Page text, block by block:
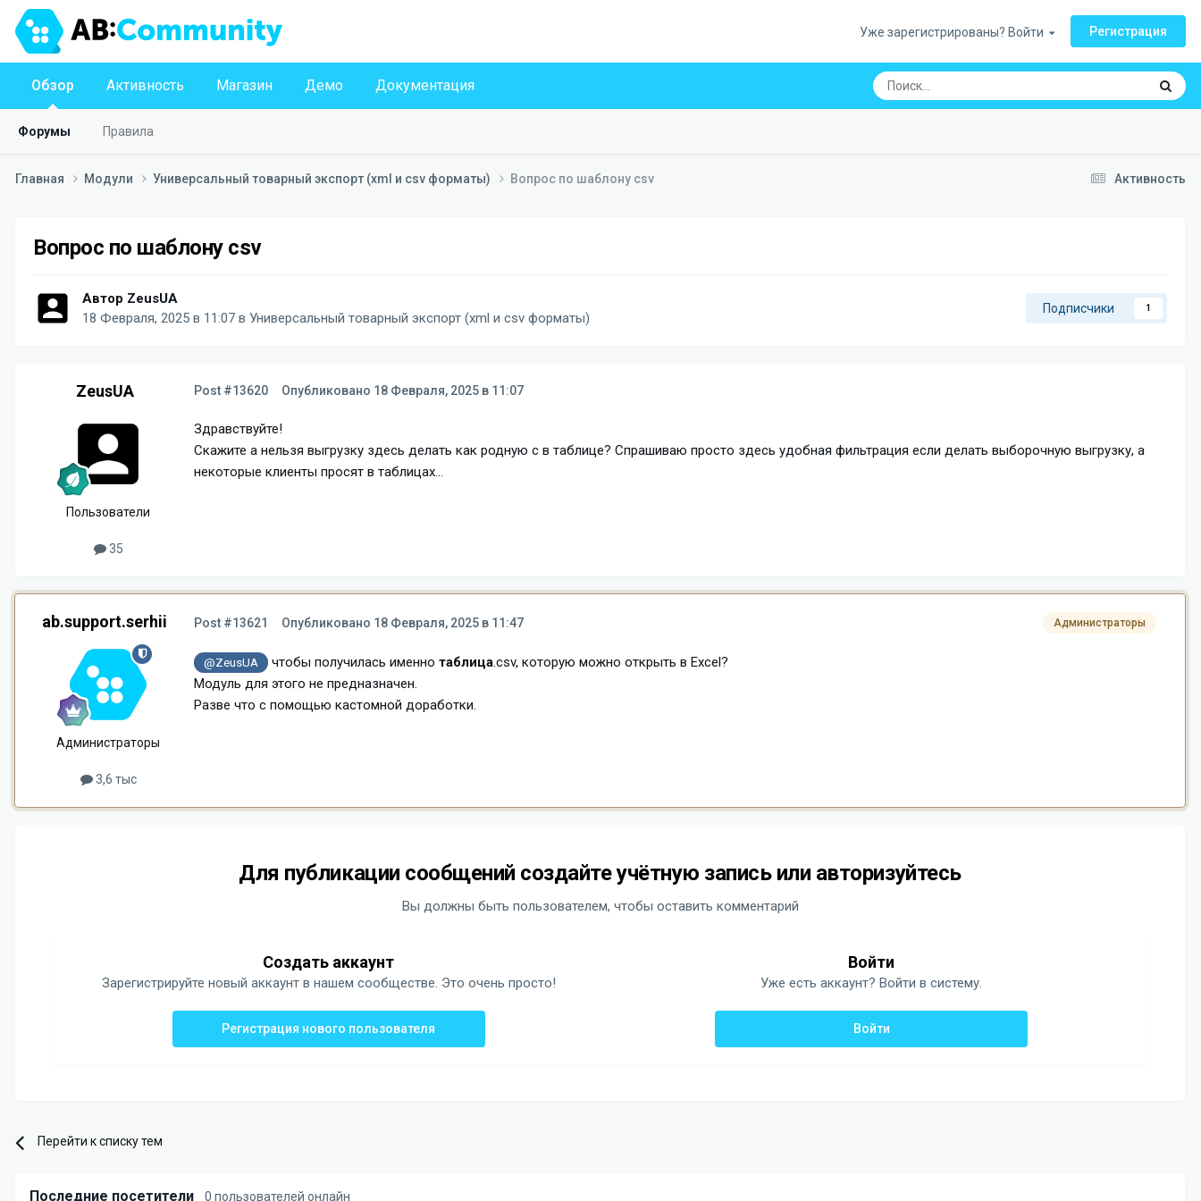
Уже зарегистрированы? Войти Регистрация
Обзор
Форумы Правила
Активность Магазин Демо Документация
Активность
Главная Модули Универсальный товарный экспорт (xml и csv форматы) Вопрос по шаблону csv
Вопрос по шаблону csv
Автор ZeusUA
18 Февраля, 2025 в 11:07 в Универсальный товарный экспорт (xml и csv форматы)
Подписчики 1
ZeusUA
Пользователи
35
Post #13620 Опубликовано 18 Февраля, 2025 в 11:07
Здравствуйте!
Скажите а нельзя выгрузку здесь делать как родную с в таблице? Спрашиваю просто здесь удобная фильтрация если делать выборочную выгрузку, а
некоторые клиенты просят в таблицах...
ab.support.serhii
Администраторы
3,6 тыс
Администраторы
Post #13621 Опубликовано 18 Февраля, 2025 в 11:47
@ZeusUA чтобы получилась именно таблица.csv, которую можно открыть в Excel?
Модуль для этого не предназначен.
Разве что с помощью кастомной доработки.
Для публикации сообщений создайте учётную запись или авторизуйтесь
Вы должны быть пользователем, чтобы оставить комментарий
Создать аккаунт
Зарегистрируйте новый аккаунт в нашем сообществе. Это очень просто!
Регистрация нового пользователя
Войти
Уже есть аккаунт? Войти в систему.
Войти
Перейти к списку тем
Последние посетители 0 пользователей онлайн